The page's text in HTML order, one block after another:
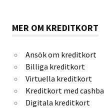
MER OM KREDITKORT
Ansök om kreditkort
Billiga kreditkort
Virtuella kreditkort
Kreditkort med
Digitala kreditkort